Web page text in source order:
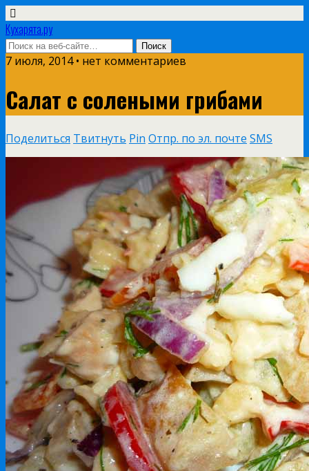
Кухарята.ру
7 июля, 2014 • нет комментариев
Салат с солеными грибами
Поделиться Твитнуть Pin Отпр. по эл. почте SMS